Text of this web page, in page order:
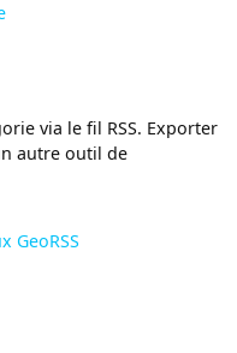
via le fil RSS. Exporter
autre outil de
GeoRSS